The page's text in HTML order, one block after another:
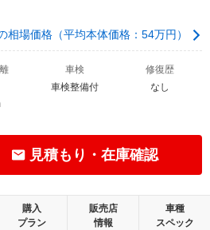
相場価格（平均本体価格：54万円）
車検
車検整備付
修復歴
なし
見積もり・在庫確認
購入
プラン
販売店
情報
車種
スペック